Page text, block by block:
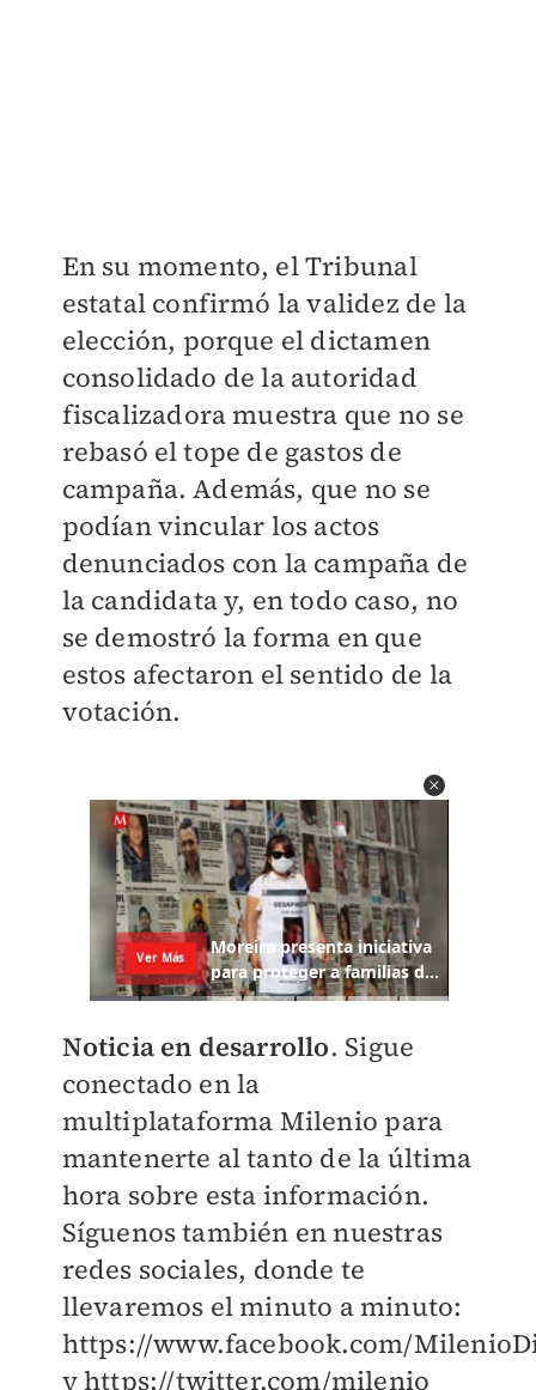
En su momento, el Tribunal
estatal confirmó la validez de la
elección, porque el dictamen
consolidado de la autoridad
fiscalizadora muestra que no se
rebasó el tope de gastos de
campaña. Además, que no se
podían vincular los actos
denunciados con la campaña de
la candidata y, en todo caso, no
se demostró la forma en que
estos afectaron el sentido de la
votación.
Noticia en desarrollo. Sigue
conectado en la
multiplataforma Milenio para
mantenerte al tanto de la última
hora sobre esta información.
Síguenos también en nuestras
redes sociales, donde te
llevaremos el minuto a minuto:
https://www.facebook.com/
y https://twitter.com/milenio